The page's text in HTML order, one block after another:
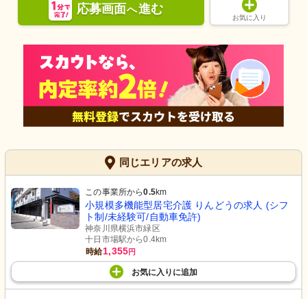
応募画面へ進む
お気に入り
同じエリアの求人
この事業所から0.5km
小規模多機能型居宅介護 りんどうの求人 (シフ
ト制/未経験可/自動車免許)
神奈川県横浜市緑区
十日市場駅から0.4km
時給1,355円
お気に入り に追加